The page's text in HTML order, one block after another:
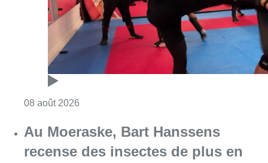
08 août 2026
Au Moeraske, Bart Hanssens
recense des insectes de plus en